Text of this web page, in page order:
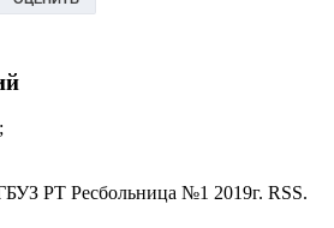
РТ Ресбольница №1 2019г. RSS.